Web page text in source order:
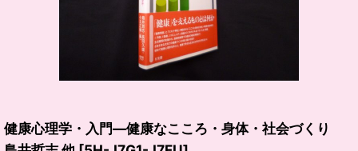
健康心理学・入門―健康なこころ・身体・社会づくり